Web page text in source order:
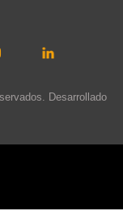
Desarrollado